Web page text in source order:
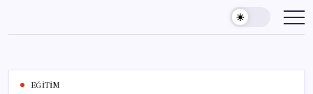
content
EĞITIM